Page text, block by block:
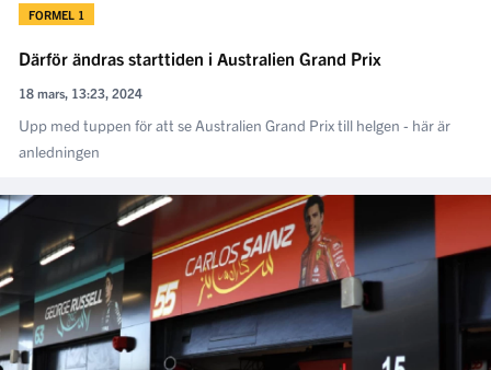
FORMEL 1
Därför ändras starttiden i Australien Grand Prix
18 mars, 13:23, 2024
Upp med tuppen för att se Australien Grand Prix till helgen - här är
anledningen